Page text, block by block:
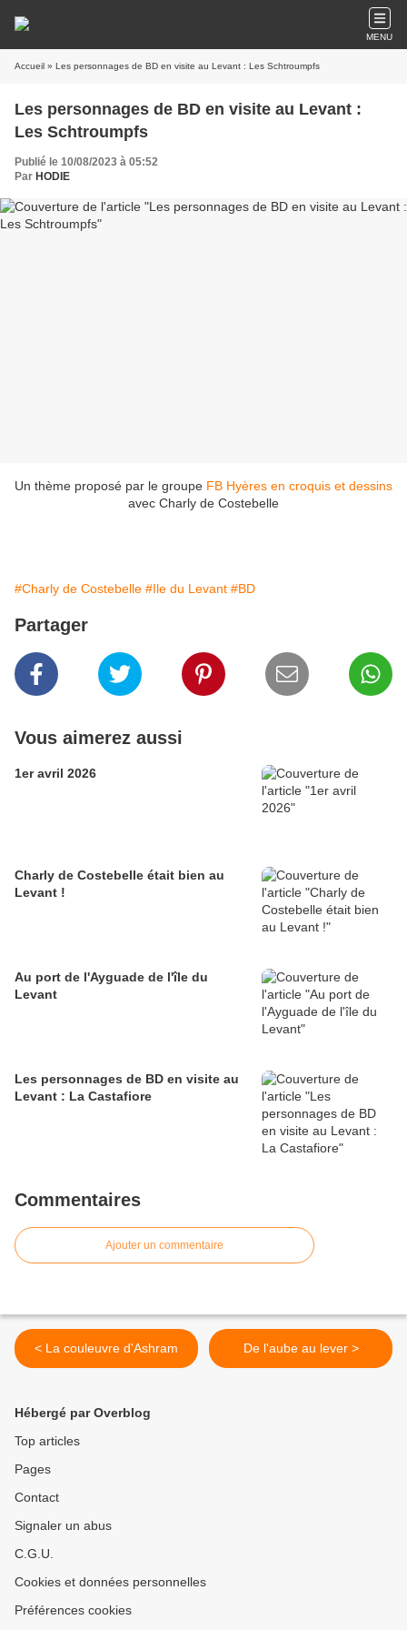
MENU
Accueil » Les personnages de BD en visite au Levant : Les Schtroumpfs
Les personnages de BD en visite au Levant :
Les Schtroumpfs
Publié le 10/08/2023 à 05:52
Par HODIE
Un thème proposé par le groupe FB Hyères en croquis et dessins
avec Charly de Costebelle
#Charly de Costebelle #Ile du Levant #BD
Partager
Vous aimerez aussi
1er avril 2026
Charly de Costebelle était bien au
Levant !
Au port de l'Ayguade de l'île du
Levant
Les personnages de BD en visite au
Levant : La Castafiore
Commentaires
Ajouter un commentaire
< La couleuvre d'Ashram De l'aube au lever >
Hébergé par Overblog
Top articles
Pages
Contact
Signaler un abus
C.G.U.
Cookies et données personnelles
Préférences cookies